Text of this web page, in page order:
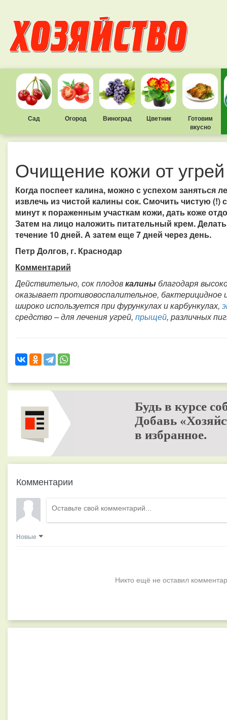
Сад Огород Виноград Цветник
Готовим
вкусно
Очищение кожи от
Когда поспеет калина, можно с успехом заняться
извлечь из чистой калины сок. Смочить чистую (!)
минут к пораженным участкам кожи, дать коже
Затем на лицо наложить питательный крем.
течение 10 дней. А затем еще 7 дней через день.
Петр Долгов, г. Краснодар
Комментарий
Действительно, сок плодовкалиныблагодаря
оказывает противовоспалительное,
широко используется при фурункулах и карбункулах,
средство – для лечения угрей, прыщей, различных
Будь в курсе
Добавь
в избранное.
Комментарии
Новые
Никто ещё не оставил